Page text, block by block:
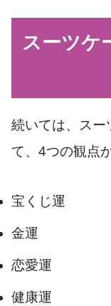
スーツケ
続いては、スー
て、4つの観点
宝くじ運
金運
恋愛運
健康運